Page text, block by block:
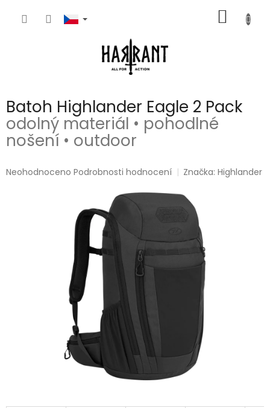
KOŠÍK
Batoh Highlander Eagle 2 Pack
odolný materiál • pohodlné
nošení • outdoor
Průměrné
Neohodnoceno Podrobnosti hodnocení Značka:Highlander